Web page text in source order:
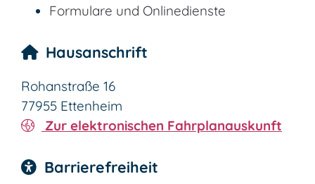
Formulare und Onlinedienste
Hausanschrift
Rohanstraße 16
77955 Ettenheim
Zur elektronischen Fahrplanauskunft
Barrierefreiheit